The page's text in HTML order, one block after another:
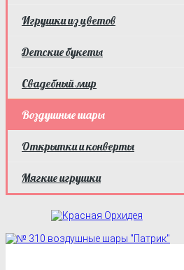
Игрушки из цветов
Детские букеты
Свадебный мир
Воздушные шары
Открытки и конверты
Мягкие игрушки